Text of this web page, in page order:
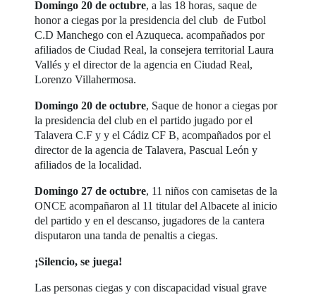
Domingo 20 de octubre, a las 18 horas, saque de
honor a ciegas por la presidencia del club de Futbol
C.D Manchego con el Azuqueca. acompañados por
afiliados de Ciudad Real, la consejera territorial Laura
Vallés y el director de la agencia en Ciudad Real,
Lorenzo Villahermosa.
Domingo 20 de octubre, Saque de honor a ciegas por
la presidencia del club en el partido jugado por el
Talavera C.F y y el Cádiz CF B, acompañados por el
director de la agencia de Talavera, Pascual León y
afiliados de la localidad.
Domingo 27 de octubre, 11 niños con camisetas de la
ONCE acompañaron al 11 titular del Albacete al inicio
del partido y en el descanso, jugadores de la cantera
disputaron una tanda de penaltis a ciegas.
¡Silencio, se juega!
Las personas ciegas y con discapacidad visual grave